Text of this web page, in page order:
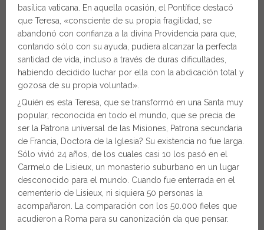
basílica vaticana. En aquella ocasión, el Pontífice destacó
que Teresa, «consciente de su propia fragilidad, se
abandonó con confianza a la divina Providencia para que,
contando sólo con su ayuda, pudiera alcanzar la perfecta
santidad de vida, incluso a través de duras dificultades,
habiendo decidido luchar por ella con la abdicación total y
gozosa de su propia voluntad».
¿Quién es esta Teresa, que se transformó en una Santa muy
popular, reconocida en todo el mundo, que se precia de
ser la Patrona universal de las Misiones, Patrona secundaria
de Francia, Doctora de la Iglesia? Su existencia no fue larga.
Sólo vivió 24 años, de los cuales casi 10 los pasó en el
Carmelo de Lisieux, un monasterio suburbano en un lugar
desconocido para el mundo. Cuando fue enterrada en el
cementerio de Lisieux, ni siquiera 50 personas la
acompañaron. La comparación con los 50.000 fieles que
acudieron a Roma para su canonización da que pensar.